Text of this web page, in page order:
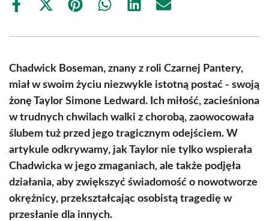
Share
Share
(Twitter)
Share Share Share Share
Chadwick Boseman, znany z roli Czarnej Pantery,
miał w swoim życiu niezwykle istotną postać - swoją
żonę Taylor Simone Ledward. Ich miłość, zacieśniona
w trudnych chwilach walki z chorobą, zaowocowała
ślubem tuż przed jego tragicznym odejściem. W
artykule odkrywamy, jak Taylor nie tylko wspierała
Chadwicka w jego zmaganiach, ale także podjęła
działania, aby zwiększyć świadomość o nowotworze
okrężnicy, przekształcając osobistą tragedię w
przesłanie dla innych.